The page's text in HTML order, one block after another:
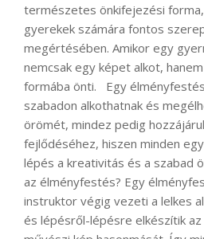
természetes önkifejezési
gyerekek számára fontos
megértésében. Amikor egy
nemcsak egy képet alkot,
formába önti. Egy
szabadon alkothatnak és
örömét, mindez pedig
fejlődéséhez, hiszen minden
lépés a kreativitás és a szabad
az élményfestés? Egy
instruktor végig vezeti a lelkes
és lépésről-lépésre elkészítik